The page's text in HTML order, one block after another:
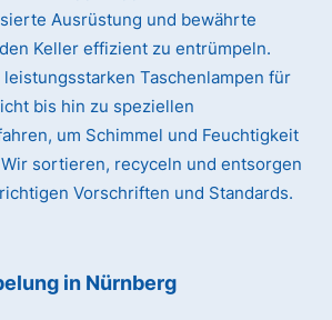
Ausrüstung und bewährte
Keller effizient zu entrümpeln.
Taschenlampen für
bis hin zu speziellen
um Schimmel und Feuchtigkeit
sortieren, recyceln und entsorgen
Vorschriften und Standards.
in Nürnberg